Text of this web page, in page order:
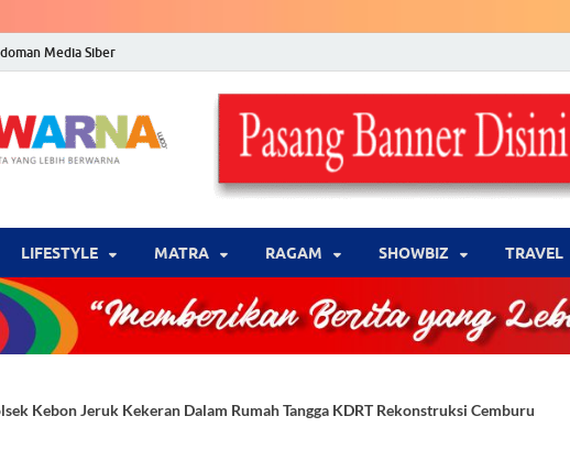
Media Siber
LENSA WARNA .com
Memberikan Berita yang Lebih Berwarna
‎LIFESTYLE MATRA ‎RAGAM ‎SHOWBIZ ‎TRAVEL
Kebon Jeruk Kekeran Dalam Rumah Tangga KDRT Rekonstruksi Cemburu